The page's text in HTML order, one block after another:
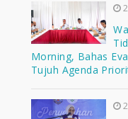
Morning, Bahas
Tujuh Agenda